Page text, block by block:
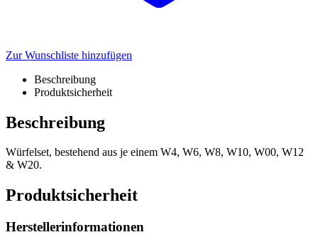
Zur Wunschliste hinzufügen
Beschreibung
Produktsicherheit
Beschreibung
Würfelset, bestehend aus je einem W4, W6, W8, W10, W00, W12
& W20.
Produktsicherheit
Herstellerinformationen